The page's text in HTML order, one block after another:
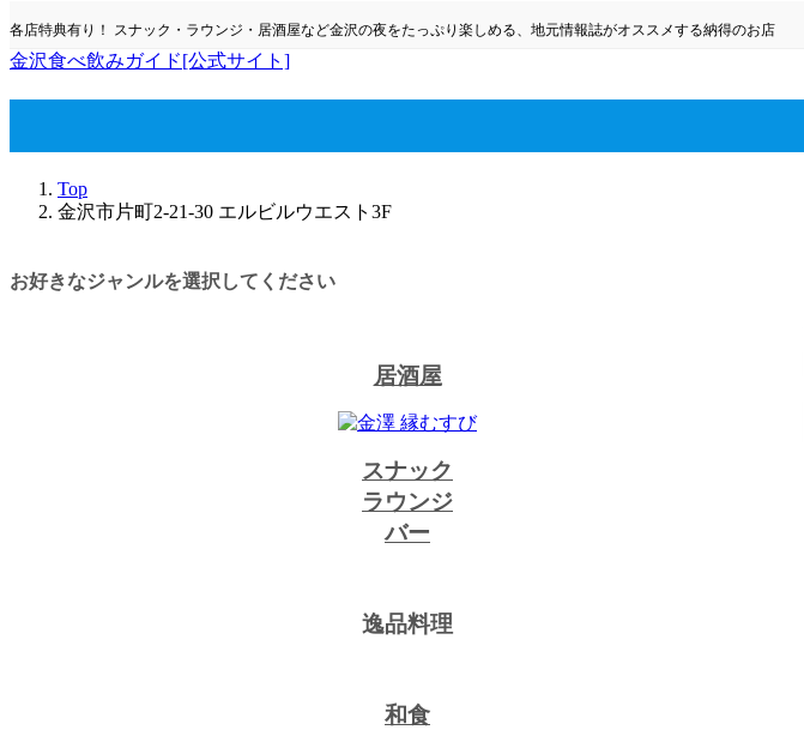
ン
テ
ビ
ゲ
各店特典有り！ スナック・ラウンジ・居酒屋など金沢の夜をたっぷり楽しめる、地元情報誌がオススメする納得のお店
金沢食べ飲みガイド[公式サイト]
Top
金沢市片町2-21-30 エルビルウエスト3F
お好きなジャンルを選択してください
居酒屋
スナック
ラウンジ
バー
逸品料理
和食